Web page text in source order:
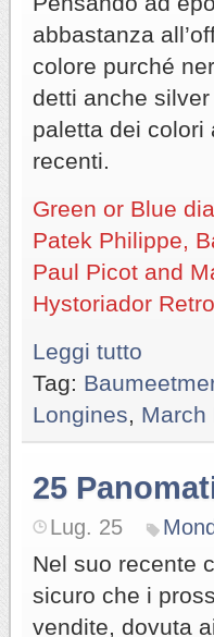
abbastanza
colore purché
detti anche
paletta dei colori
recenti.
Green or Blue
Patek Philippe,
Paul Picot and
Hystoriador
Leggi tutto
Tag:
Longines
March
25
Lug. 25
Nel suo recente
sicuro che i
vendite, dovuta